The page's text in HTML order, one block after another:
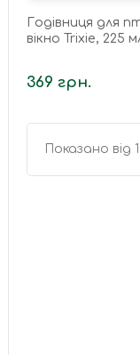
Годівниця для
вікно Trixie, 225
369 грн.
Показано від